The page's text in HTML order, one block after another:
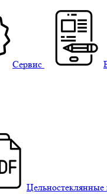
Сервис
Цельностеклянные